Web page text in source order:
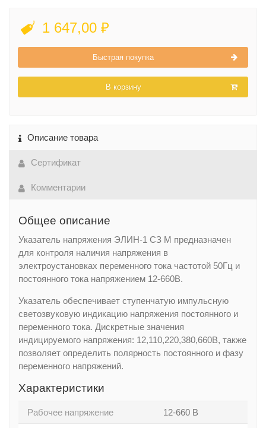
1 647,00 ₽
Быстрая покупка
В корзину
Описание товара
Сертификат
Комментарии
Общее описание
Указатель напряжения ЭЛИН-1 СЗ М предназначен
для контроля наличия напряжения в
электроустановках переменного тока частотой 50Гц и
постоянного тока напряжением 12-660В.
Указатель обеспечивает ступенчатую импульсную
светозвуковую индикацию напряжения постоянного и
переменного тока. Дискретные значения
индицируемого напряжения: 12,110,220,380,660В, также
позволяет определить полярность постоянного и фазу
переменного напряжений.
Характеристики
Рабочее напряжение 12-660 В